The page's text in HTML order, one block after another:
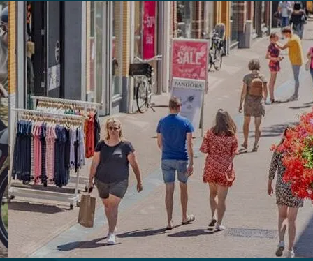
muziek en een
heerlijke zon
maakte het een
bruisende dag in
Drunen